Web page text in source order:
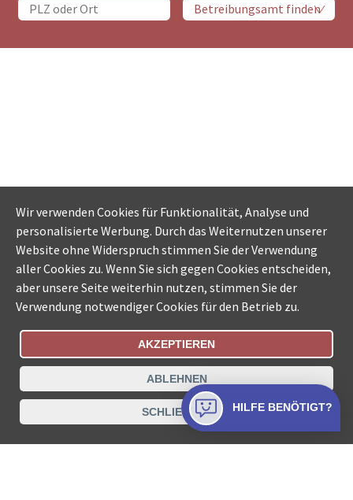
Bestellungsstatus Ämtersuche der Schweiz
Datenschutz Impressum Nutzungsbestimmungen
Kontakt
Wir verwenden Cookies für Funktionalität, Analyse und
personalisierte Werbung. Durch das Weiternutzen unserer
Website ohne Widerspruch stimmen Sie der Verwendung
aller Cookies zu. Wenn Sie sich gegen Cookies entscheiden,
aber unsere Seite weiterhin nutzen, stimmen Sie der
Verwendung notwendiger Cookies für den Betrieb zu.
AKZEPTIEREN
ABLEHNEN
SCHLIESSEN HILFE BENÖTIGT?